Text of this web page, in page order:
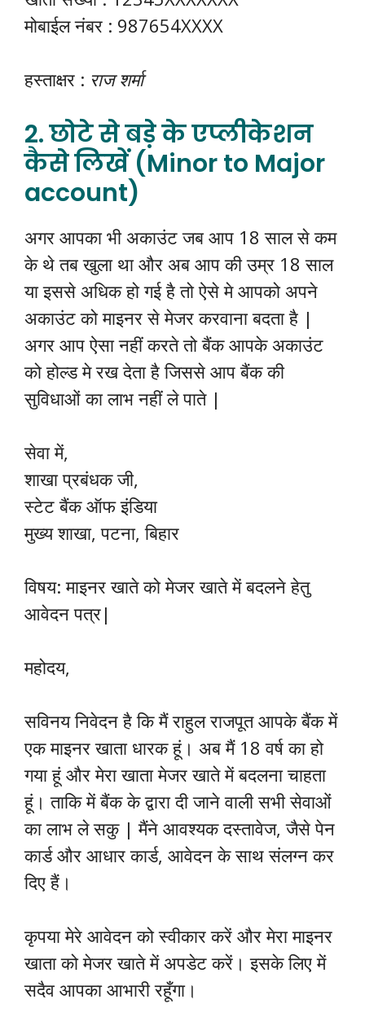
मोबाईल नंबर : 987654XXXX
हस्ताक्षर : राज शर्मा
2. छोटे से बड़े के एप्लीकेशन
कैसे लिखें (Minor to Major
account)
अगर आपका भी अकाउंट जब आप 18 साल से कम
के थे तब खुला था और अब आप की उम्र 18 साल
या इससे अधिक हो गई है तो ऐसे मे आपको अपने
अकाउंट को माइनर से मेजर करवाना बदता है |
अगर आप ऐसा नहीं करते तो बैंक आपके अकाउंट
को होल्ड मे रख देता है जिससे आप बैंक की
सुविधाओं का लाभ नहीं ले पाते |
सेवा में,
शाखा प्रबंधक जी,
स्टेट बैंक ऑफ इंडिया
मुख्य शाखा, पटना, बिहार
विषय: माइनर खाते को मेजर खाते में बदलने हेतु
आवेदन पत्र|
महोदय,
सविनय निवेदन है कि मैं राहुल राजपूत आपके बैंक में
एक माइनर खाता धारक हूं। अब मैं 18 वर्ष का हो
गया हूं और मेरा खाता मेजर खाते में बदलना चाहता
हूं। ताकि में बैंक के द्वारा दी जाने वाली सभी सेवाओं
का लाभ ले सकु | मैंने आवश्यक दस्तावेज, जैसे पेन
कार्ड और आधार कार्ड, आवेदन के साथ संलग्न कर
दिए हैं।
कृपया मेरे आवेदन को स्वीकार करें और मेरा माइनर
खाता को मेजर खाते में अपडेट करें। इसके लिए में
सदैव आपका आभारी रहूँगा।